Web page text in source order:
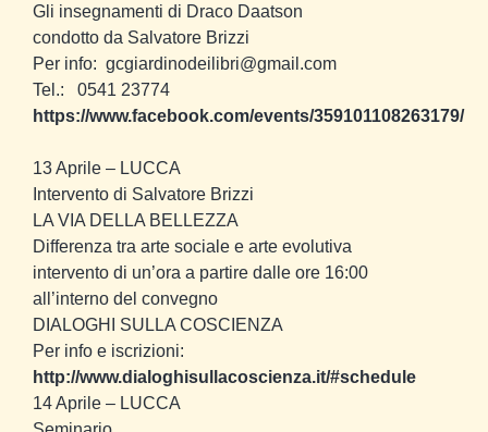
Gli insegnamenti di Draco Daatson
condotto da Salvatore Brizzi
Per info: gcgiardinodeilibri@gmail.com
Tel.: 0541 23774
https://www.facebook.com/events/359101108263179/
13 Aprile – LUCCA
Intervento di Salvatore Brizzi
LA VIA DELLA BELLEZZA
Differenza tra arte sociale e arte evolutiva
intervento di un’ora a partire dalle ore 16:00
all’interno del convegno
DIALOGHI SULLA COSCIENZA
Per info e iscrizioni:
http://www.dialoghisullacoscienza.it/#schedule
14 Aprile – LUCCA